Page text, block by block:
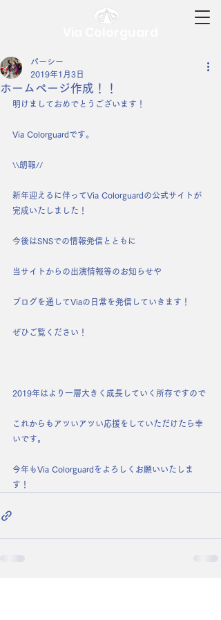
ホームページ作成！！
パーシー
2019年1月3日
明けましておめでとうございます！
Via Colorguardです。
\\朗報//
新年迎えるに伴ってVia Colorguardの公式サイトが
完成いたしました！
今後はSNSでの情報発信とともに
当サイトからの出演情報等のお知らせや
ブログを通してViaの日常を発信していきます！
ぜひご覧ください！
2019年はより一層大きく成長していく所存ですので
これからもアツいアツい応援をしていただけたら幸
いです。
今年もVia Colorguardをよろしくお願いいたしま
す！